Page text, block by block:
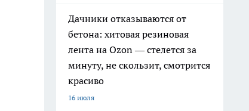
Дачники отказываются от
бетона: хитовая резиновая
лента на Ozon — стелется за
минуту, не скользит, смотрится
красиво
16 июля